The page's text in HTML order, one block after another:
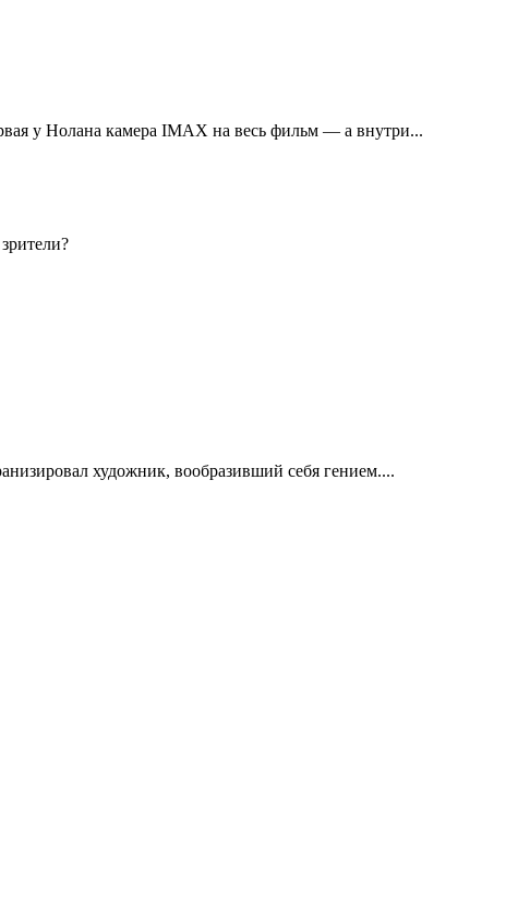
у Нолана камера IMAX на весь фильм — а внутри...
художник, вообразивший себя гением....